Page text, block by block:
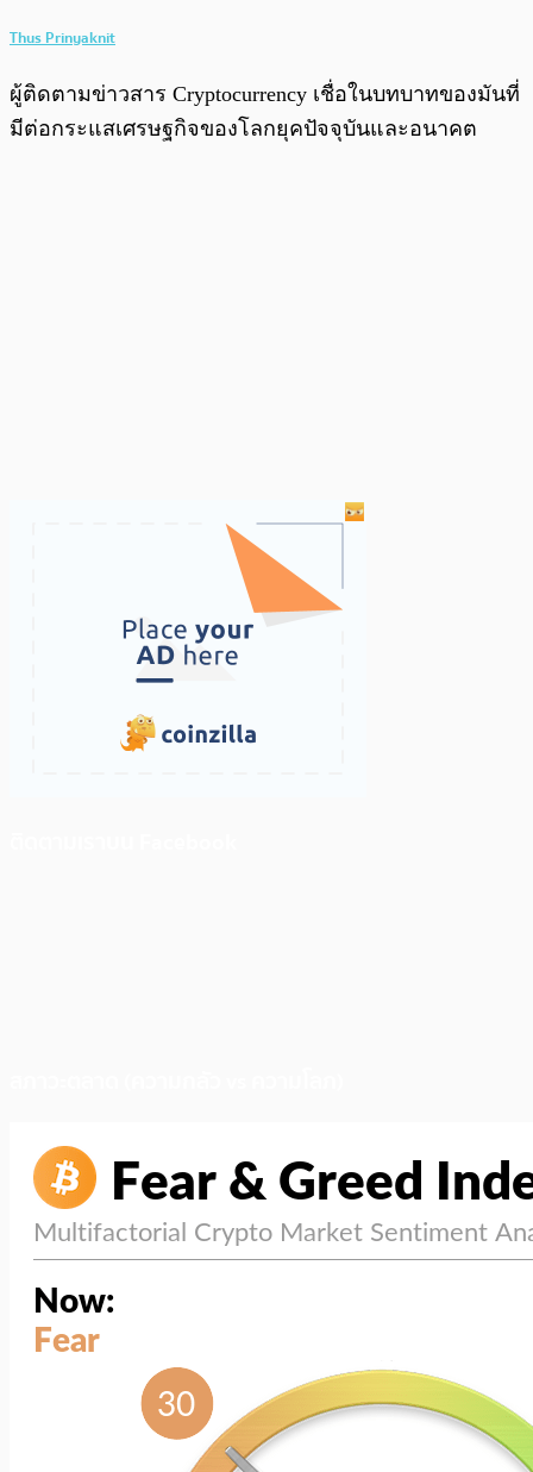
Thus Prinyaknit
ผู้ติดตามข่าวสาร Cryptocurrency เชื่อในบทบาทของมันที่
มีต่อกระแสเศรษฐกิจของโลกยุคปัจจุบันและอนาคต